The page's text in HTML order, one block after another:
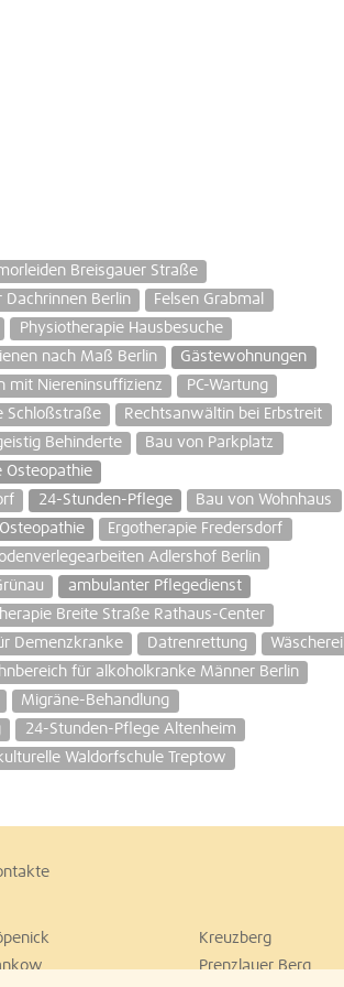
Breisgauer Straße
Dachrinnen Berlin
Felsen Grabmal
Physiotherapie Hausbesuche
nach Maß Berlin
Gästewohnungen
mit Niereninsuffizienz
PC-Wartung
Schloßstraße
Rechtsanwältin bei Erbstreit
Behinderte
Bau von Parkplatz
Osteopathie
24-Stunden-Pflege
Bau von Wohnhaus
Ergotherapie Fredersdorf
Adlershof Berlin
ambulanter Pflegedienst
Breite Straße Rathaus-Center
Demenzkranke Datrenrettung
Wäscherei
für alkoholkranke Männer Berlin
Migräne-Behandlung
24-Stunden-Pflege Altenheim
Waldorfschule Treptow
Kreuzberg
Prenzlauer Berg